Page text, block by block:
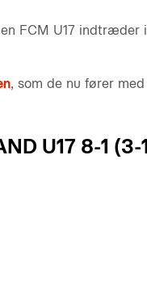
FCM U17 indtræder
, som de nu fører
U17 8-1 (3-